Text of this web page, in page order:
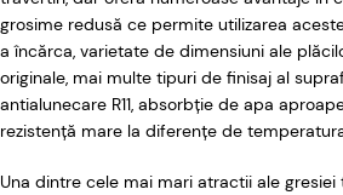
grosime redusă ce permite utilizarea
a încărca, varietate de dimensiuni ale
originale, mai multe tipuri de finisaj al
antialunecare R11, absorbție de apa
rezistență mare la diferențe de
Una dintre cele mai mari atractii ale